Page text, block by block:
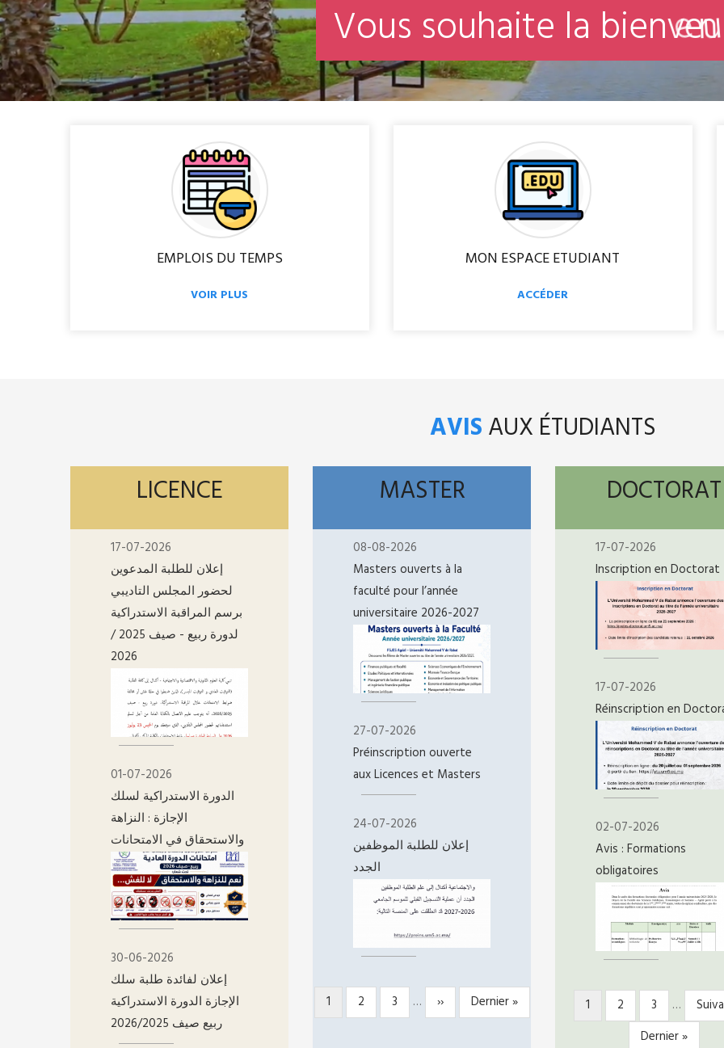
Vous souhaite la bienven
EMPLOIS DU TEMPS
VOIR PLUS
MON ESPACE ETUDIANT
ACCÉDER
AVISAUX ÉTUDIANTS
LICENCE
17-07-2026
إعلان للطلبة المدعوين
لحضور المجلس التاديبي
برسم المراقبة الاستدراكية
لدورة ربيع - صيف 2025 /
2026
01-07-2026
الدورة الاستدراكية لسلك
الإجازة : النزاهة
والاستحقاق في الامتحانات
30-06-2026
إعلان لفائدة طلبة سلك
الإجازة الدورة الاستدراكية
ربيع صيف 2026/2025
MASTER
08-08-2026
Masters ouverts à la
faculté pour l’année
universitaire 2026-2027
27-07-2026
Préinscription ouverte
aux Licences et Masters
24-07-2026
إعلان للطلبة الموظفين
الجدد
PAGINATION
Page
courante
1 Page
2 Page
3 …
Page
suivante
››
Dernière
page
Dernier »
DOCTORAT
17-07-2026
Inscription en Doctorat
17-07-2026
Réinscription en
02-07-2026
Avis : Formations
obligatoires
PAGINATION
Page
courante
1 Page
2 Page
3 …
Page
Dernière
Dernier »